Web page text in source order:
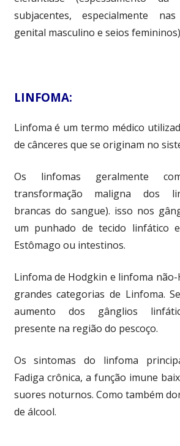
subjacentes, especialmente
genital masculino e seios
LINFOMA:
Linfoma é um termo médico
de cânceres que se originam no
Os linfomas geralmente
transformação maligna dos
brancas do sangue). isso nos
um punhado de tecido linfático
Estômago ou intestinos.
Linfoma de Hodgkin e linfoma
grandes categorias de Linfoma.
aumento dos gânglios
presente na região do pescoço.
Os sintomas do linfoma
Fadiga crônica, a função imune
suores noturnos. Como também
de álcool.